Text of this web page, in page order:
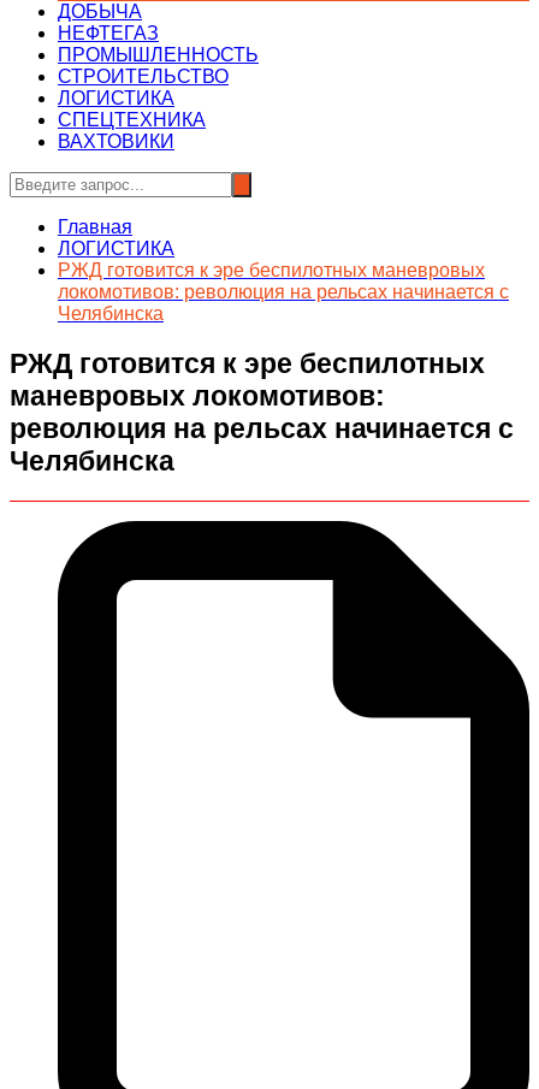
ДОБЫЧА
НЕФТЕГАЗ
ПРОМЫШЛЕННОСТЬ
СТРОИТЕЛЬСТВО
ЛОГИСТИКА
СПЕЦТЕХНИКА
ВАХТОВИКИ
Главная
ЛОГИСТИКА
РЖД готовится к эре беспилотных маневровых
локомотивов: революция на рельсах начинается с
Челябинска
РЖД готовится к эре беспилотных
маневровых локомотивов:
революция на рельсах начинается с
Челябинска